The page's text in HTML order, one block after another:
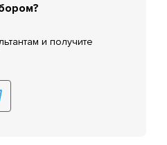
и получите